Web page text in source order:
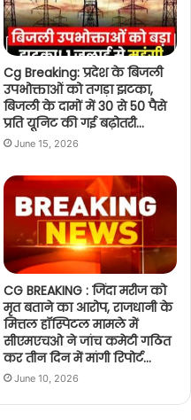
Cg Breaking: प्रदेश के बिजली
उपभोक्ताओं को तगड़ा झटका,
बिजली के दामों में 30 से 50 पैसे
प्रति यूनिट की गई बढ़ोतरी…
June 15, 2026
CG BREAKING : जिंदा मरीज को
मृत बताने का आरोप, राजधानी के
मित्तल हॉस्पिटल मामले में
सीएमएचओ ने जांच कमेटी गठित
कर तीन दिन में मांगी रिपोर्ट…
June 10, 2026